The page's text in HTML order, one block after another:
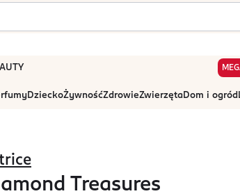
DzieckoŻywnośćZdrowieZwierzętaDom i ogród
Treasures